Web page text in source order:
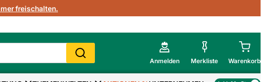
freischalten.
Anmelden Merkliste Warenkorb